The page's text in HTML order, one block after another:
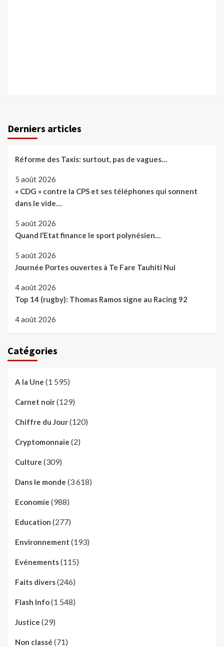
Derniers articles
Réforme des Taxis: surtout, pas de vagues…
5 août 2026
« CDG » contre la CPS et ses téléphones qui sonnent
dans le vide…
5 août 2026
Quand l’Etat finance le sport polynésien…
5 août 2026
Journée Portes ouvertes à Te Fare Tauhiti Nui
4 août 2026
Top 14 (rugby): Thomas Ramos signe au Racing 92
4 août 2026
Catégories
A la Une (1 595)
Carnet noir(129)
Chiffre du Jour(120)
Cryptomonnaie (2)
Culture (309)
Dans le monde (3 618)
Economie (988)
Education (277)
Environnement (193)
Evénements(115)
Faits divers(246)
Flash Info(1 548)
Justice (29)
Non classé (71)